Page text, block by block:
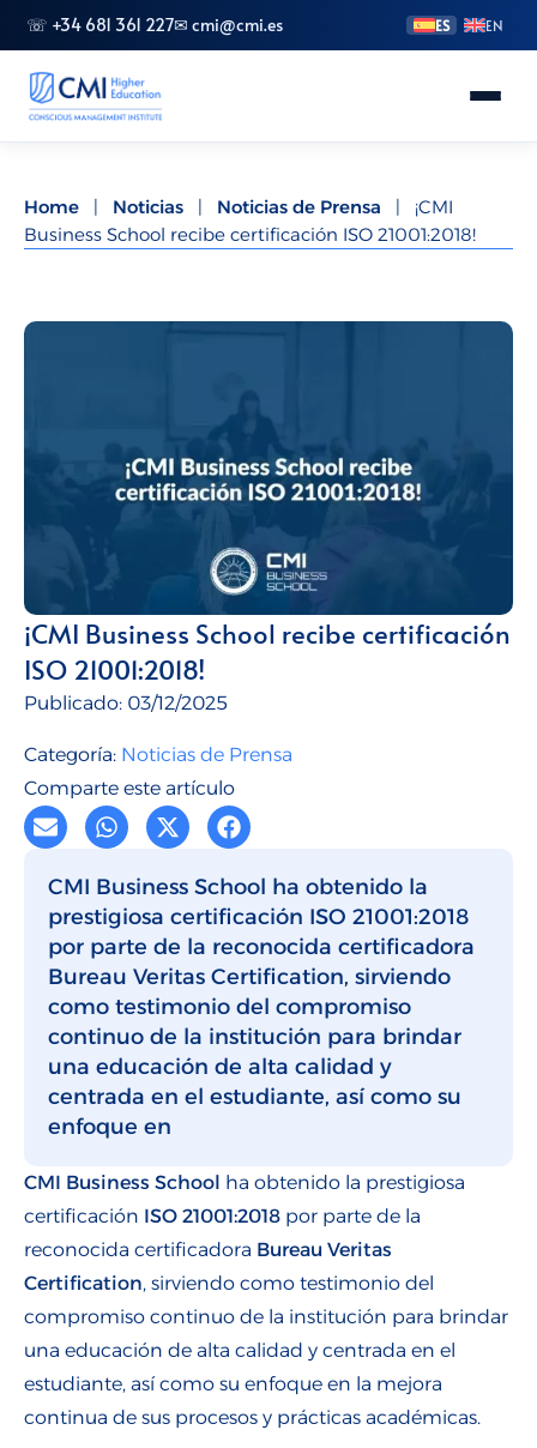
☏ +34 681 361 227✉ cmi@cmi.es ES EN
Másteres
Doctorado
CMI Journal
Home | Noticias | Noticias de Prensa |
¡CMI
Business School recibe certificación ISO 21001:2018!
¡CMI Business School recibe certificación
ISO 21001:2018!
Publicado: 03/12/2025
Categoría: Noticias de Prensa
Comparte este artículo
CMI Business School ha obtenido la
prestigiosa certificación ISO 21001:2018
por parte de la reconocida certificadora
Bureau Veritas Certification, sirviendo
como testimonio del compromiso
continuo de la institución para brindar
una educación de alta calidad y
centrada en el estudiante, así como su
enfoque en
CMI Business School ha obtenido la prestigiosa
certificación ISO 21001:2018 por parte de la
reconocida certificadora Bureau Veritas
Certification, sirviendo como testimonio del
compromiso continuo de la institución para brindar
una educación de alta calidad y centrada en el
estudiante, así como su enfoque en la mejora
continua de sus procesos y prácticas académicas.